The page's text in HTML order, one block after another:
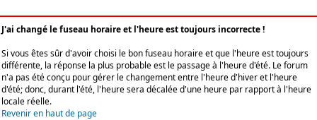
J'ai changé le fuseau horaire et l'heure est toujours incorrecte !
Si vous êtes sûr d'avoir choisi le bon fuseau horaire et que l'heure est toujours
différente, la réponse la plus probable est le passage à l'heure d'été. Le forum
n'a pas été conçu pour gérer le changement entre l'heure d'hiver et l'heure
d'été; donc, durant l'été, l'heure sera décalée d'une heure par rapport à l'heure
locale réelle.
Revenir en haut de page